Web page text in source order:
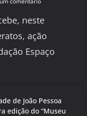
neste
ação
Espaço
de João Pessoa
edição do “Museu